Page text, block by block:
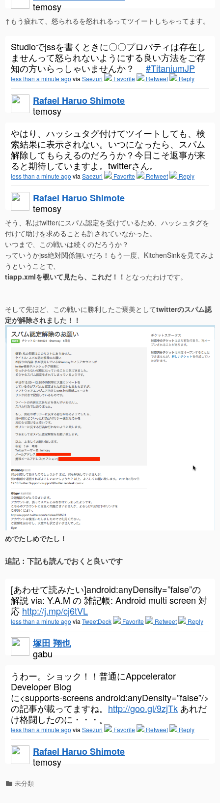
temosy
↑もう疲れて、怒られるを怒れれるってツイートしちゃってます。
Studioでjssを書くときに〇〇プロパティは存在し
ませんって怒られないようにする良い方法をご存
知の方いらっしゃいませんか？ #TitaniumJP
less than a minute ago viaSaezuri Favorite Retweet Reply
Rafael Haruo Shimote
temosy
やはり、ハッシュタグ付けてツイートしても、検
索結果に表示されない。いつになったら、スパム
解除してもらえるのだろうか？今日こそ返事が来
ると期待していますよ。twitterさん。
less than a minute ago viaSaezuri Favorite Retweet Reply
Rafael Haruo Shimote
temosy
そう、私はtwitterにスパム認定を受けているため、ハッシュタグを
付けて助けを求めることも許されていなかった。
いつまで、この戦いは続くのだろうか？
っていうかjss絶対関係無いだろ！もう一度、KitchenSinkを見てみよ
うということで、
tiapp.xmlを覗いて見たら、これだ！！ となったわけです。
そして先ほど、この戦いに勝利したご褒美としてtwitterのスパム認
定が解除されました！！
めでたしめでたし！
追記：下記も読んでおくと良いです
[あわせて読みたい]android:anyDensity=”false”の
解説 via: Y.A.M の 雑記帳: Android multi screen 対
応 http://j.mp/cj6tVL
less than a minute ago viaTweetDeck Favorite Retweet Reply
塚田 翔也
gabu
うわー。ショック！！普通にAppcelerator
Developer Blog
に<supports-screens android:anyDensity=”false”/>
の記事が載ってますね。 http://goo.gl/9zjTk あれだ
け格闘したのに・・・。
less than a minute ago viaSaezuri Favorite Retweet Reply
Rafael Haruo Shimote
temosy
カ 未分類